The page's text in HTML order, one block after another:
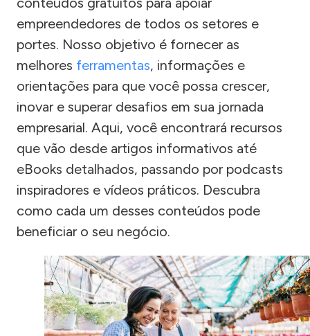
empreendedores de todos os setores e
portes. Nosso objetivo é fornecer as
melhores ferramentas, informações e
orientações para que você possa crescer,
inovar e superar desafios em sua jornada
empresarial. Aqui, você encontrará recursos
que vão desde artigos informativos até
eBooks detalhados, passando por podcasts
inspiradores e vídeos práticos. Descubra
como cada um desses conteúdos pode
beneficiar o seu negócio.